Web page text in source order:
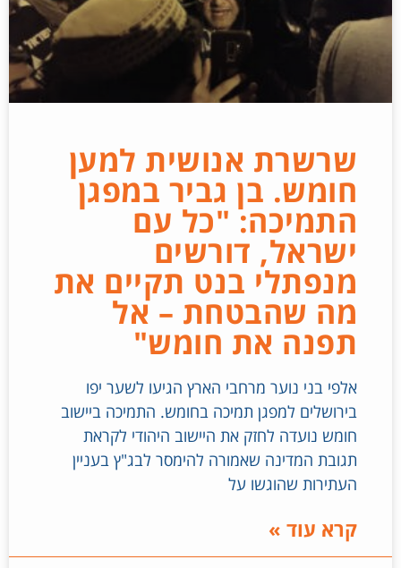
שרשרת אנושית למען
חומש. בן גביר במפגן
התמיכה: "כל עם
ישראל, דורשים
מנפתלי בנט תקיים את
מה שהבטחת – אל
תפנה את חומש"
אלפי בני נוער מרחבי הארץ הגיעו לשער יפו
בירושלים למפגן תמיכה בחומש. התמיכה ביישוב
חומש נועדה לחזק את היישוב היהודי לקראת
תגובת המדינה שאמורה להימסר לבג"ץ בעניין
העתירות שהוגשו על
קרא עוד »